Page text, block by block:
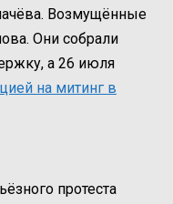
Возмущённые
Они собрали
а 26 июля
на митинг в
протеста